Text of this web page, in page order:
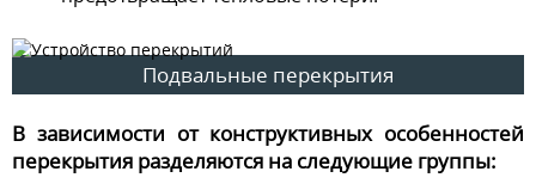
Подвальные перекрытия
В зависимости от конструктивных особенностей
перекрытия разделяются на следующие группы: